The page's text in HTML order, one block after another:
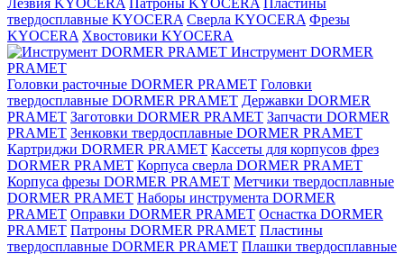
Лезвия KYOCERA Патроны KYOCERA
Пластины
твердосплавные KYOCERA Сверла KYOCERA Фрезы
KYOCERA Хвостовики KYOCERA
Инструмент DORMER
PRAMET
Головки расточные DORMER PRAMET Головки
твердосплавные DORMER PRAMET Державки DORMER
PRAMET Заготовки DORMER PRAMET Запчасти DORMER
PRAMET Зенковки твердосплавные DORMER PRAMET
Картриджи DORMER PRAMET Кассеты для корпусов фрез
DORMER PRAMET Корпуса сверла DORMER PRAMET
Корпуса фрезы DORMER PRAMET Метчики твердосплавные
DORMER PRAMET Наборы инструмента DORMER
PRAMET Оправки DORMER PRAMET Оснастка DORMER
PRAMET Патроны DORMER PRAMET Пластины
твердосплавные DORMER PRAMET Плашки твердосплавные